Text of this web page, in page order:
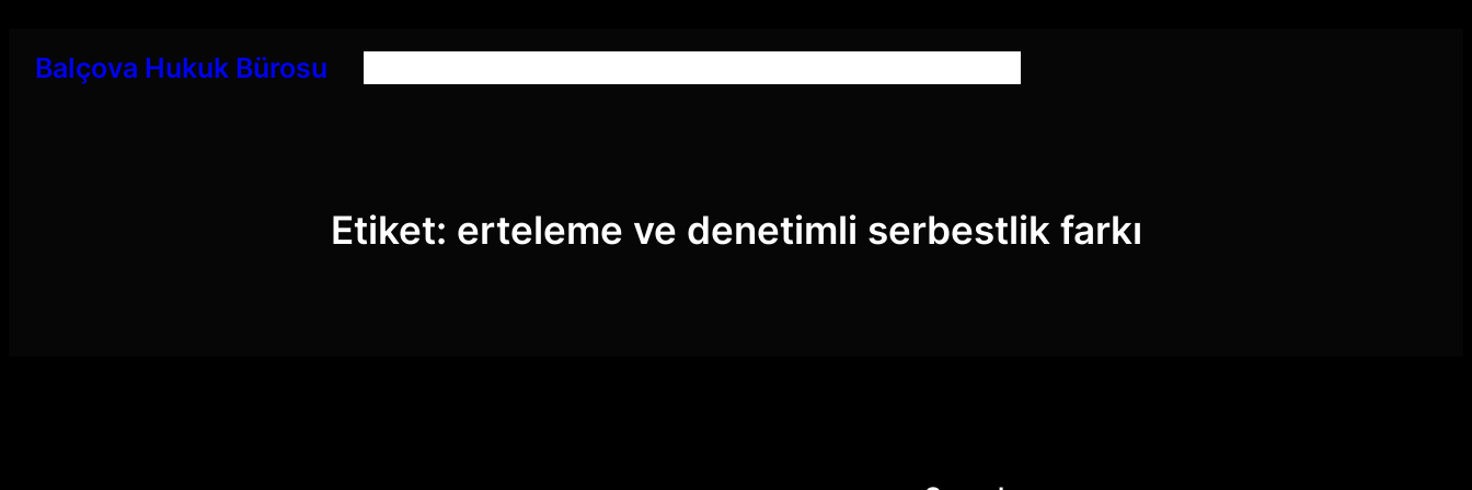
geçBalçova Hukuk Bürosu
Etiket: erteleme ve denetimli serbestlik farkı